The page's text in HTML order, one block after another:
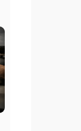
a facção
por
de
às 09:05